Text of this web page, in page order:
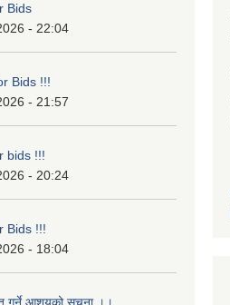
Bids
- 22:04
Bids !!!
- 21:57
bids !!!
- 20:24
Bids !!!
- 18:04